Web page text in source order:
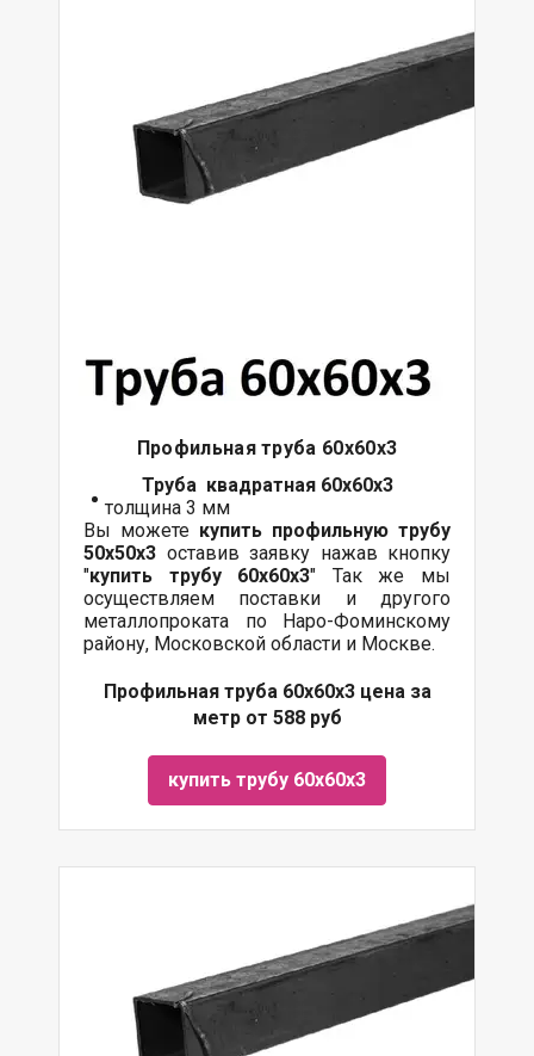
Профильная труба 60х60х3
Труба квадратная 60х60х3
толщина 3 мм
Вы можете купить профильную трубу
50х50х3 оставив заявку нажав кнопку
"купить трубу60х60х3" Так же мы
осуществляем поставки и другого
металлопроката по Наро-Фоминскому
району, Московской области и Москве.
Профильная труба 60х60х3 цена за
метр от 588 руб
купить трубу 60х60х3